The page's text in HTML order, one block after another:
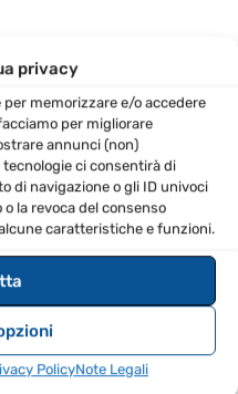
privacy
memorizzare e/o accedere
per migliorare
annunci (non)
ci consentirà di
di navigazione o gli ID univoci
la revoca del consenso
caratteristiche e funzioni.
PolicyNote Legali
KMC-55W
Kenwood
0.125